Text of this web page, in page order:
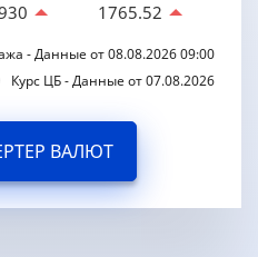
1765.52
- Данные от 08.08.2026 09:00
Курс ЦБ - Данные от 07.08.2026
ВАЛЮТ